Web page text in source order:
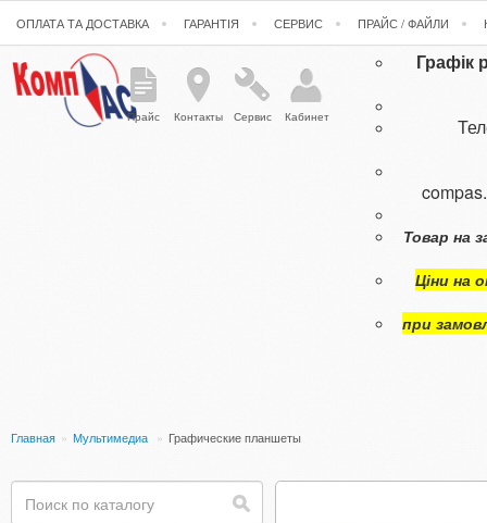
ОПЛАТА ТА ДОСТАВКА ГАРАНТІЯ СЕРВИС ПРАЙС / ФАЙЛИ
Прайс Контакты Сервис Кабинет
Графік
Товар на
Ціни на
при
Главная » Мультимедиа » Графические планшеты